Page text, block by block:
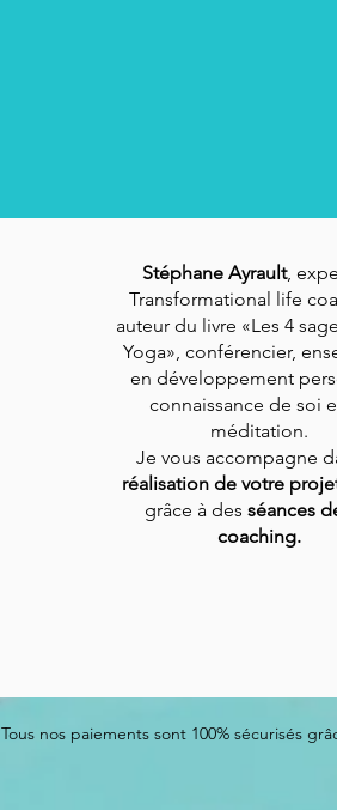
Stéphane Ayrault,
Transformational life
auteur du livre «Les 4
Yoga», conférencier,
en développement
connaissance de soi
méditation.
Je vous accompagne
réalisation de votre
grâce à des séances
coaching.
Tous nos paiements sont 100% sécurisés